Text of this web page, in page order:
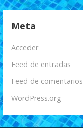
Meta
Acceder
Feed de entradas
Feed de comentarios
WordPress.org